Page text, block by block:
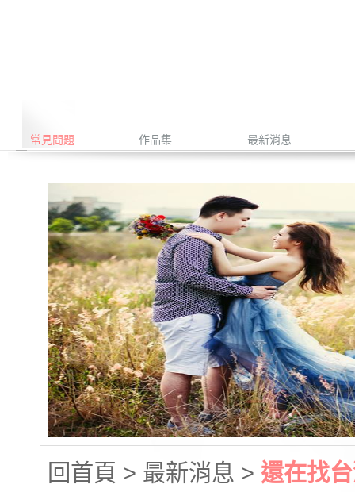
常見問題 作品集 最新消息
回首頁 > 最新消息 > 還在找